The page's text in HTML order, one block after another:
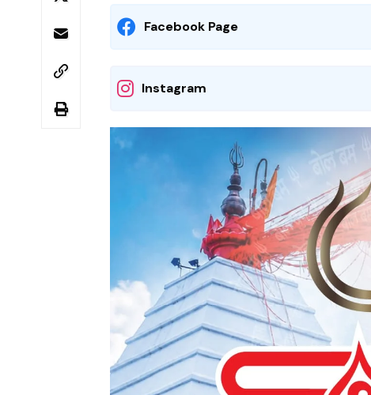
Facebook Page
Instagram